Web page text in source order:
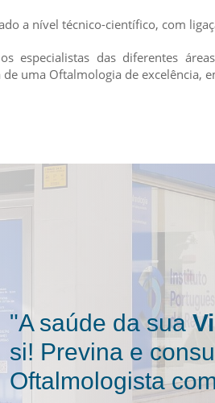
a nível técnico-científico, com
especialistas das diferentes
uma Oftalmologia de excelência,
"A saúde da sua
si! Previna e
Oftalmologista